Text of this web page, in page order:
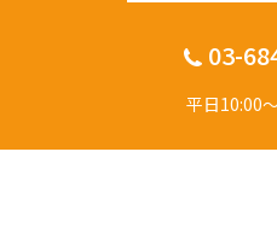
03-
平日10:00